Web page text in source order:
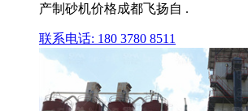
产制砂机价格成都飞扬自 .
联系电话: 180 3780 8511